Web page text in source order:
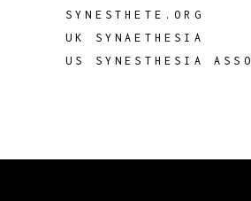
SYNESTHETE.ORG
UK SYNAETHESIA
US SYNESTHESIA ASSO